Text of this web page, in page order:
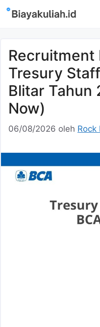
Langsung
Recruitment
Tresury
Blitar Tahun
Now)
06/08/2026 oleh Rock